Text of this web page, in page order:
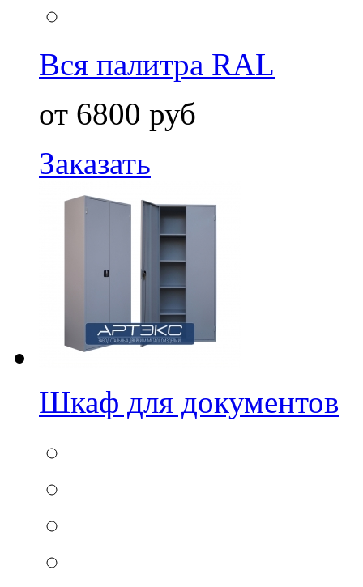
Вся палитра RAL
от 6800 руб
Заказать
Шкаф для документов